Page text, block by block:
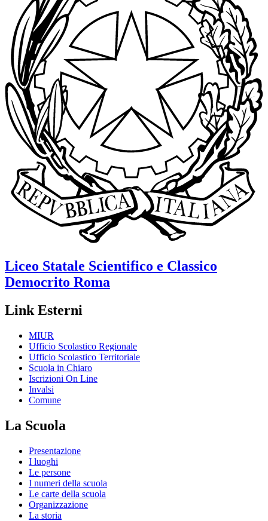
Liceo Statale Scientifico e Classico
Democrito Roma
Link Esterni
MIUR
Ufficio Scolastico Regionale
Ufficio Scolastico Territoriale
Scuola in Chiaro
Iscrizioni On Line
Invalsi
Comune
La Scuola
Presentazione
I luoghi
Le persone
I numeri della scuola
Le carte della scuola
Organizzazione
La storia